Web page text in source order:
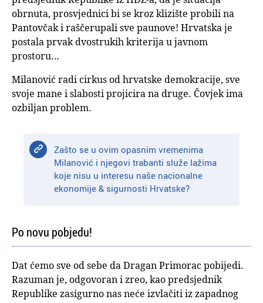
obrnuta, prosvjednici bi se kroz klizište probili na
Pantovčak i raščerupali sve paunove! Hrvatska je
postala prvak dvostrukih kriterija u javnom
prostoru…
Milanović radi cirkus od hrvatske demokracije, sve
svoje mane i slabosti projicira na druge. Čovjek ima
ozbiljan problem.
Zašto se u ovim opasnim vremenima
Milanović i njegovi trabanti služe lažima
koje nisu u interesu naše nacionalne
ekonomije & sigurnosti Hrvatske?
Po novu pobjedu!
Dat ćemo sve od sebe da Dragan Primorac pobijedi.
Razuman je, odgovoran i zreo, kao predsjednik
Republike zasigurno nas neće izvlačiti iz zapadnog